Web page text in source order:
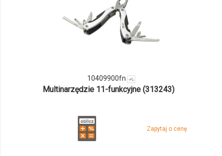
ilości
produktu
10409900fn
Multinarzędzie 11-funkcyjne (313243)
Zapytaj o cenę